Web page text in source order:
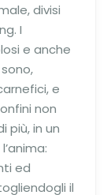
divisi
I
e anche
e
non
più, in un
ed
il